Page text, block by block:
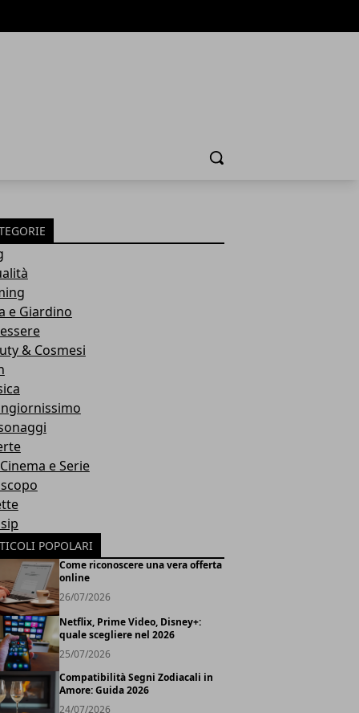
Cerca
e Giardino
& Cosmesi
e Serie
POPOLARI
Come riconoscere una vera offerta
online
26/07/2026
Netflix, Prime Video, Disney+:
quale scegliere nel 2026
25/07/2026
Compatibilità Segni Zodiacali in
Amore: Guida 2026
24/07/2026